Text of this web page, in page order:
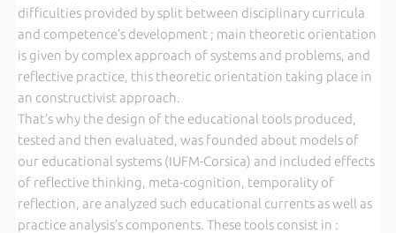
difficulties provided by split between disciplinary curricula
and competence’s development ; main theoretic orientation
is given by complex approach of systems and problems, and
reflective practice, this theoretic orientation taking place in
an constructivist approach.
That’s why the design of the educational tools produced,
tested and then evaluated, was founded about models of
our educational systems (IUFM-Corsica) and included effects
of reflective thinking, meta-cognition, temporality of
reflection, are analyzed such educational currents as well as
practice analysis’s components. These tools consist in :